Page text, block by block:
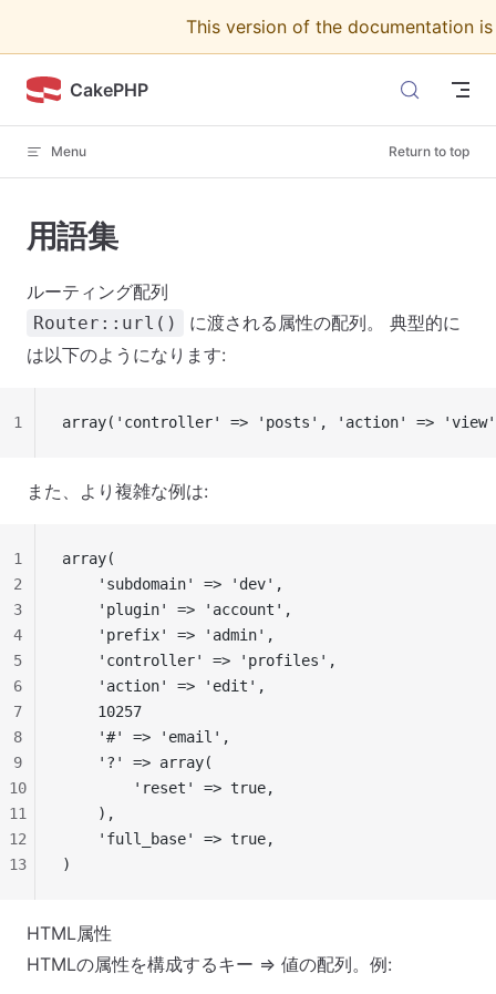
This version of the documentation
CakePHP
Menu Return to top
用語集
ルーティング配列
Router::url()
に渡される属性の配列。 典型的に
は以下のようになります:
array('controller' => 'posts', 'action' =>
1
また、より複雑な例は:
array(
    'subdomain' => 'dev',
    'plugin' => 'account',
    'prefix' => 'admin',
    'controller' => 'profiles',
    'action' => 'edit',
    10257
    '#' => 'email',
    '?' => array(
        'reset' => true,
    ),
    'full_base' => true,
)
1
2
3
4
5
6
7
8
9
10
11
12
13
HTML属性
HTMLの属性を構成するキー => 値の配列。例: